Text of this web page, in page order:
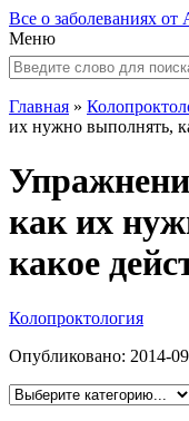
Все о заболеваниях от
Меню
Главная »
их нужно выполнять,
как их
какое
Колопроктология
Опубликовано: 2014-